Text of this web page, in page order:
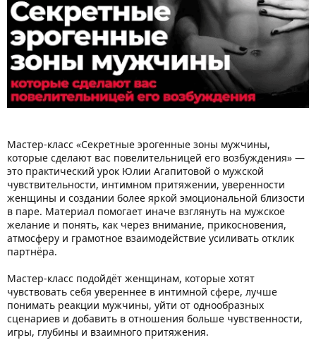
Мастер-класс «Секретные эрогенные зоны мужчины,
которые сделают вас повелительницей его возбуждения» —
это практический урок Юлии Агапитовой о мужской
чувствительности, интимном притяжении, уверенности
женщины и создании более яркой эмоциональной близости
в паре. Материал помогает иначе взглянуть на мужское
желание и понять, как через внимание, прикосновения,
атмосферу и грамотное взаимодействие усиливать отклик
партнёра.
Мастер-класс подойдёт женщинам, которые хотят
чувствовать себя увереннее в интимной сфере, лучше
понимать реакции мужчины, уйти от однообразных
сценариев и добавить в отношения больше чувственности,
игры, глубины и взаимного притяжения.